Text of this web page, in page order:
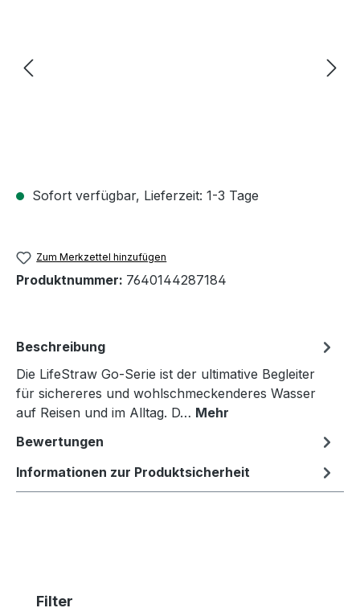
Sofort verfügbar, Lieferzeit: 1-3 Tage
Zum Merkzettel hinzufügen
Produktnummer: 7640144287184
Beschreibung
Die LifeStraw Go-Serie ist der ultimative Begleiter
für sichereres und wohlschmeckenderes Wasser
auf Reisen und im Alltag. D… Mehr
Bewertungen
Informationen zur Produktsicherheit
Produktgalerie überspringen
Filter